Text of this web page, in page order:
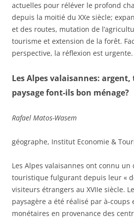
actuelles pour réléver le profond
depuis la moitié du XXe siècle;
et des routes, mutation de
tourisme et extension de la forêt.
perspective, la réflexion est urgente.
Les Alpes valaisannes:
paysage font-ils bon ménage?
Rafael Matos-Wasem
géographe, Institut Economie &
Les Alpes valaisannes ont connu
touristique fulgurant depuis leur «
visiteurs étrangers au XVIIe siècle.
paysagère a été réalisé par à-
monétaires en provenance des